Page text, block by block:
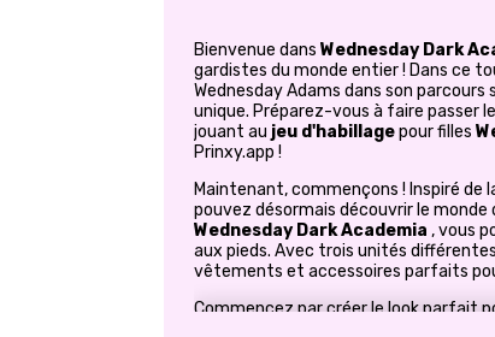
Bienvenue dans Wednesday Dark
gardistes du monde entier ! Dans ce
Wednesday Adams dans son
unique. Préparez-vous à faire passer
jouant au jeu d'habillagepour filles
Prinxy.app !
Maintenant, commençons ! Inspiré de
pouvez désormais découvrir le monde
Wednesday Dark Academia , vous
aux pieds. Avec trois unités
vêtements et accessoires parfaits
Commencez par créer le look parfait